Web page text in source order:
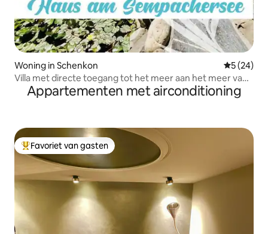
Woning in Schenkon
5 (24)
Villa met directe toegang tot het meer aan het meer van
Sempach!
Appartementen met airconditioning
Topfavoriet van gasten
Favoriet van gasten